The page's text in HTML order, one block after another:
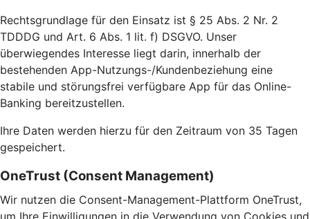
Rechtsgrundlage für den Einsatz ist § 25 Abs. 2 Nr. 2
TDDDG und Art. 6 Abs. 1 lit. f) DSGVO. Unser
überwiegendes Interesse liegt darin, innerhalb der
bestehenden App-Nutzungs-/Kundenbeziehung eine
stabile und störungsfrei verfügbare App für das Online-
Banking bereitzustellen.
Ihre Daten werden hierzu für den Zeitraum von 35 Tagen
gespeichert.
OneTrust (Consent Management)
Wir nutzen die Consent-Management-Plattform OneTrust,
um Ihre Einwilligungen in die Verwendung von Cookies und